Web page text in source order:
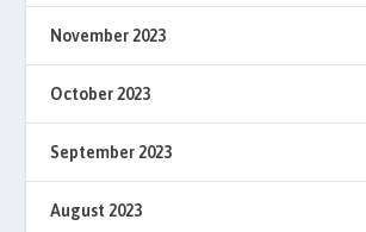
November 2023
October 2023
September 2023
August 2023